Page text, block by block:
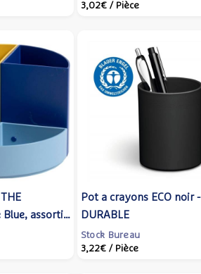
3,02€ / Pièce
Blue, assorti -
Pot a crayons ECO noir -
DURABLE
Stock Bureau
3,22€ / Pièce